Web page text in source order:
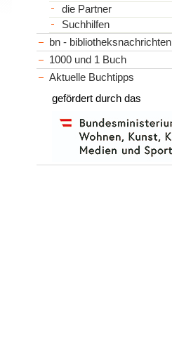
die Partner
Suchhilfen
bn - bibliotheksnachrichten
1000 und 1 Buch
Aktuelle Buchtipps
gefördert durch das